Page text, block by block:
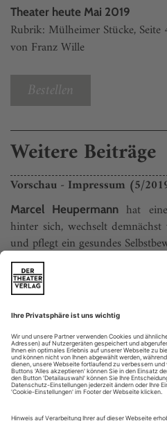
Theater heute Mai 2019
Rubrik: Mülheimer Stücke, Seite
von Franz Wille
Bestellen
Weitere Beiträge
Vorschau - Impressum (5/
Marcel Heupermann hat
hinter sich, wechselt
und pflegt ein gesundes
AlsKarin Bergmann
vor fünf
übernahm, war es hoch
führungslos. Sie verlässt ein
Wer meint, die Provinz...
Sonnenaufgang hinterm
Die Zehner-Auswahl beim
An diesem Münchner